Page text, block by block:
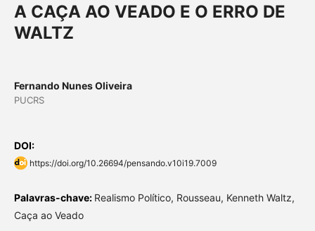
A CAÇA AO VEADO E O ERRO DE
WALTZ
Fernando Nunes Oliveira
PUCRS
DOI:
https://doi.org/10.26694/pensando.v10i19.7009
Palavras-chave: Realismo Político, Rousseau, Kenneth Waltz,
Caça ao Veado